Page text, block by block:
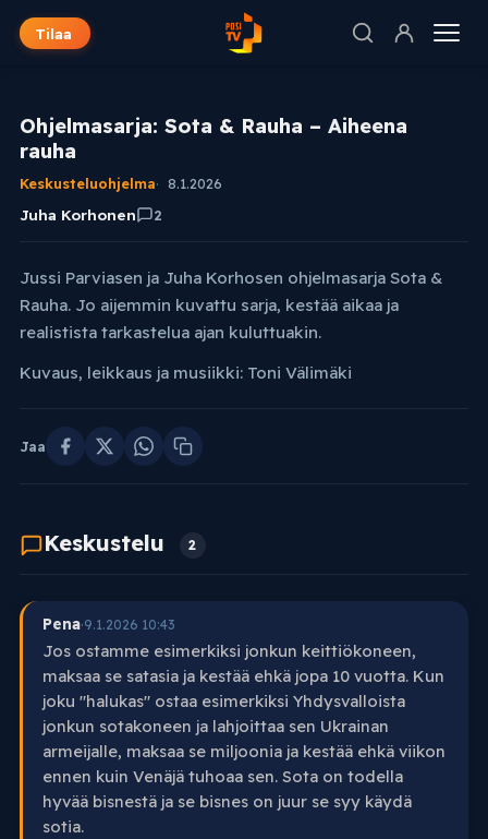
Tilaa
Ohjelmasarja: Sota & Rauha – Aiheena
rauha
Keskusteluohjelma 8.1.2026
Juha Korhonen 2
Jussi Parviasen ja Juha Korhosen ohjelmasarja Sota &
Rauha. Jo aijemmin kuvattu sarja, kestää aikaa ja
realistista tarkastelua ajan kuluttuakin.
Kuvaus, leikkaus ja musiikki: Toni Välimäki
Jaa
Keskustelu 2
Pena·9.1.2026 10:43
Jos ostamme esimerkiksi jonkun keittiökoneen,
maksaa se satasia ja kestää ehkä jopa 10 vuotta. Kun
joku "halukas" ostaa esimerkiksi Yhdysvalloista
jonkun sotakoneen ja lahjoittaa sen Ukrainan
armeijalle, maksaa se miljoonia ja kestää ehkä viikon
ennen kuin Venäjä tuhoaa sen. Sota on todella
hyvää bisnestä ja se bisnes on juur se syy käydä
sotia.